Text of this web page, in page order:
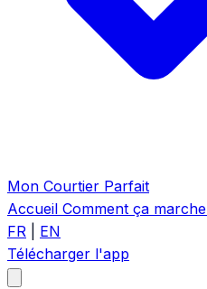
Mon Courtier Parfait
Accueil Comment ça marche
FR
EN
Télécharger l'app